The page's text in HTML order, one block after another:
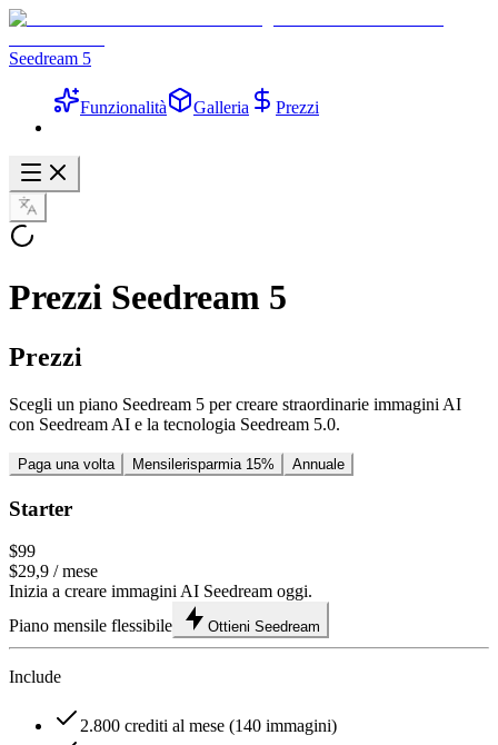
Seedream 5
Funzionalità Galleria Prezzi
Prezzi Seedream 5
Prezzi
Scegli un piano Seedream 5 per creare straordinarie immagini AI
con Seedream AI e la tecnologia Seedream 5.0.
Paga una volta Mensilerisparmia 15% Annuale
Starter
$99
$29,9 / mese
Inizia a creare immagini AI Seedream oggi.
Piano mensile flessibile
Ottieni Seedream
Include
2.800 crediti al mese (140 immagini)